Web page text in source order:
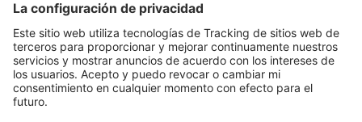
Instagram LinkedIn Vimeo
YouTube